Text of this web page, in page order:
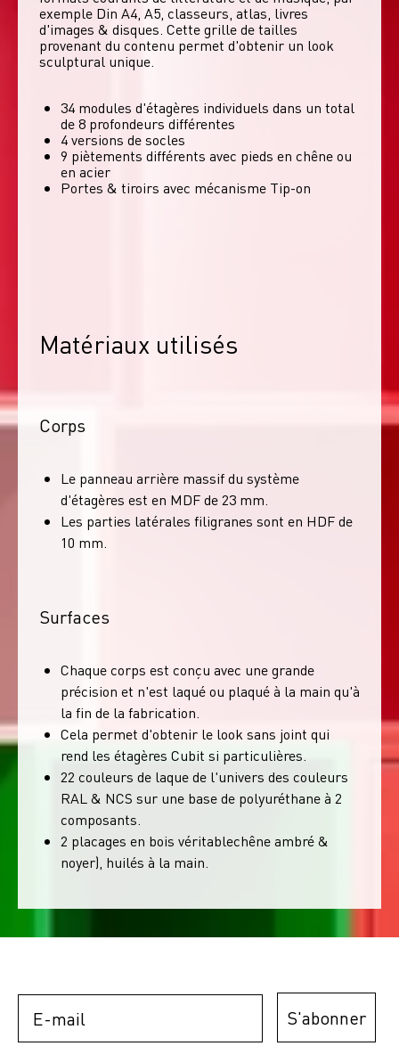
exemple Din A4, A5, classeurs, atlas, livres
d'images & disques. Cette grille de tailles
provenant du contenu permet d'obtenir un look
sculptural unique.
34 modules d'étagères individuels dans un total
de 8 profondeurs différentes
4 versions de socles
9 piètements différents avec pieds en chêne ou
en acier
Portes & tiroirs avec mécanisme Tip-on
Matériaux utilisés
Corps
Le panneau arrière massif du système
d'étagères est en MDF de 23 mm.
Les parties latérales filigranes sont en HDF de
10 mm.
Surfaces
Chaque corps est conçu avec une grande
précision et n'est laqué ou plaqué à la main qu'à
la fin de la fabrication.
Cela permet d'obtenir le look sans joint qui
rend les étagères Cubit si particulières.
22 couleurs de laque de l'univers des couleurs
RAL & NCS sur une base de polyuréthane à 2
composants.
2 placages en bois véritablechêne ambré &
noyer), huilés à la main.
S'abonner